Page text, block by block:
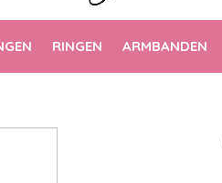
RINGEN ARMBANDEN